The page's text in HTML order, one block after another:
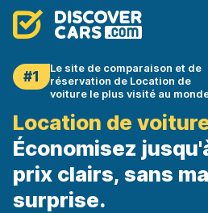
#1
Le site de comparaison et de
réservation de Location de
voiture le plus visité au
Location de
Économisez
prix clairs, sans
surprise.